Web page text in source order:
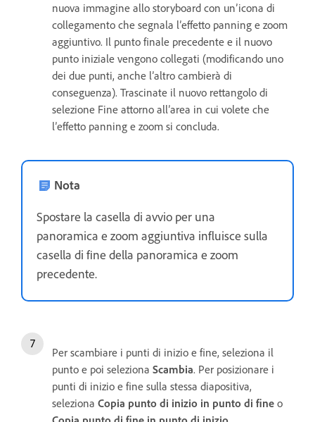
nuova immagine allo storyboard con un’icona di
collegamento che segnala l’effetto panning e zoom
aggiuntivo. Il punto finale precedente e il nuovo
punto iniziale vengono collegati (modificando uno
dei due punti, anche l’altro cambierà di
conseguenza). Trascinate il nuovo rettangolo di
selezione Fine attorno all’area in cui volete che
l’effetto panning e zoom si concluda.
Nota
Spostare la casella di avvio per una
panoramica e zoom aggiuntiva influisce sulla
casella di fine della panoramica e zoom
precedente.
Per scambiare i punti di inizio e fine, seleziona il
punto e poi seleziona Scambia. Per posizionare i
punti di inizio e fine sulla stessa diapositiva,
seleziona Copia punto di inizio in punto di fine o